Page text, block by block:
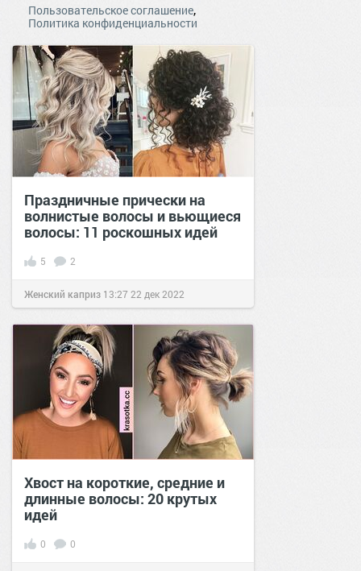
Пользовательское соглашение,
Политика конфиденциальности
Праздничные прически на
волнистые волосы и вьющиеся
волосы: 11 роскошных идей
5 2
Женский каприз 13:27 22 дек 2022
Хвост на короткие, средние и
длинные волосы: 20 крутых
идей
0 0